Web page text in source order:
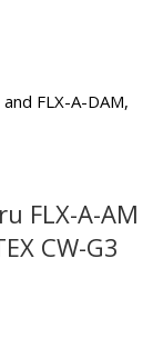
FLX-A-AM
CW-G3